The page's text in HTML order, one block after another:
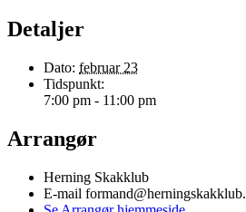
Detaljer
Dato: februar 23
Tidspunkt:
7:00 pm - 11:00 pm
Arrangør
Herning Skakklub
E-mail